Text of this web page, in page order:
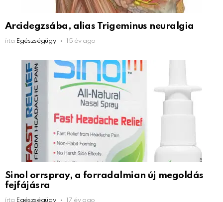
Arcidegzsába, alias Trigeminus neuralgia
írta Egészségügy 15 év ago
Sinol orrspray, a forradalmian új megoldás
fejfájásra
írta Egészségügy 17 év ago